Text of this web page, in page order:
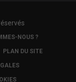
NOUS ?
PLAN DU SITE